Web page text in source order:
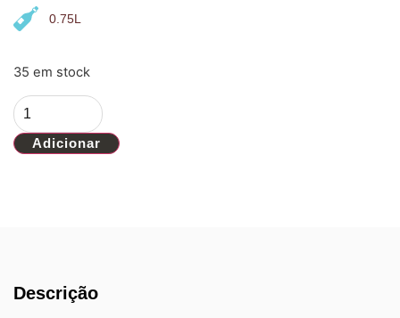
0.75L
35 em stock
Adicionar
Descrição